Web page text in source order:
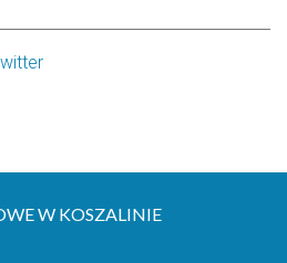
W KOSZALINIE